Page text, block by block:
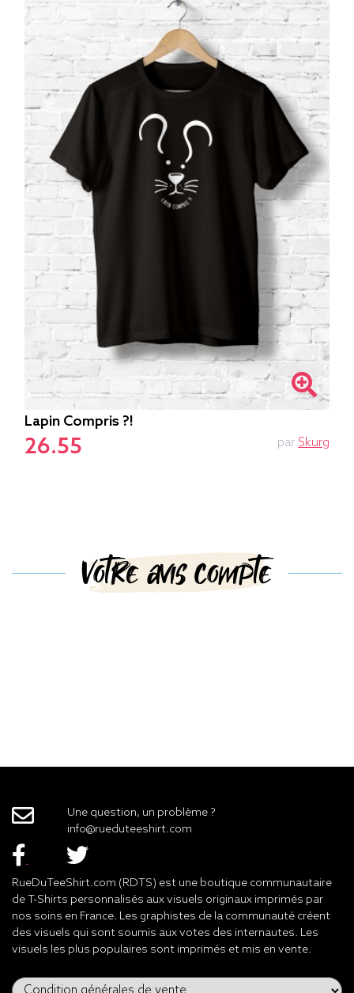
Lapin Compris ?!
26.55 par Skurg
Votre avis compte
Une question, un problème ?
info@rueduteeshirt.com
RueDuTeeShirt.com (RDTS) est une boutique communautaire
de T-Shirts personnalisés aux visuels originaux imprimés par
nos soins en France. Les graphistes de la communauté créent
des visuels qui sont soumis aux votes des internautes. Les
visuels les plus populaires sont imprimés et mis en vente.